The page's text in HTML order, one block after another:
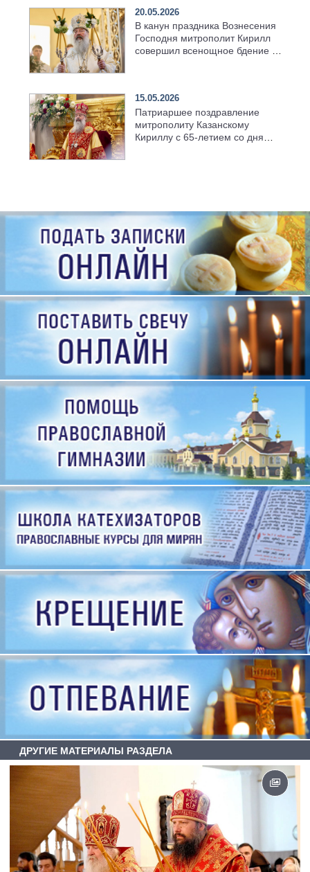
20.05.2026
В канун праздника Вознесения
Господня митрополит Кирилл
совершил всенощное бдение в
15.05.2026
Патриаршее поздравление
митрополиту Казанскому
Кириллу с 65-летием со дня
ДРУГИЕ МАТЕРИАЛЫ РАЗДЕЛА